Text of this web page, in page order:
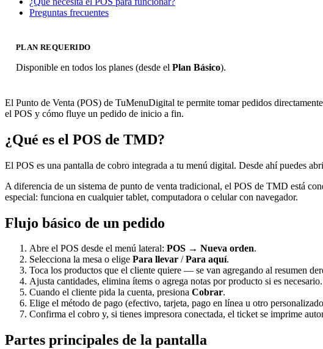
Preguntas frecuentes
PLAN REQUERIDO
Disponible en todos los planes (desde el Plan Básico).
El Punto de Venta (POS) de TuMenuDigital te permite tomar pedidos
el POS y cómo fluye un pedido de inicio a fin.
¿Qué es el POS de TMD?
El POS es una pantalla de cobro integrada a tu menú digital. Desde ahí puedes
A diferencia de un sistema de punto de venta tradicional, el POS de TMD está
especial: funciona en cualquier tablet, computadora o celular con navegador.
Flujo básico de un pedido
Abre el POS desde el menú lateral: POS → Nueva orden.
Selecciona la mesa o elige Para llevar /Para aquí.
Toca los productos que el cliente quiere — se van agregando al resumen
Ajusta cantidades, elimina ítems o agrega notas por producto si es necesario.
Cuando el cliente pida la cuenta, presiona Cobrar.
Elige el método de pago (efectivo, tarjeta, pago en línea u otro
Confirma el cobro y, si tienes impresora conectada, el ticket se imprime
Partes principales de la pantalla